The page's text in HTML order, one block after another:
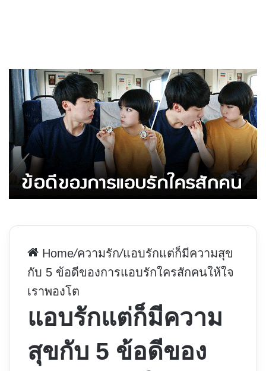
Home/ความรัก/แอบรักแต่ก็มีความสุข
กับ 5 ข้อดีของการแอบรักใครสักคนให้ใจ
เราพองโต
แอบรักแต่ก็มีความ
สุขกับ 5 ข้อดีของ